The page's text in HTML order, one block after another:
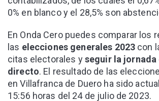
0% en blanco y el 28,5% son
En Onda Cero puedes comparar los
las elecciones generales 2023 con
citas electorales yseguir la
directo. El resultado de las
en Villafranca de Duero ha sido
15:56 horas del 24 de julio de 2023.